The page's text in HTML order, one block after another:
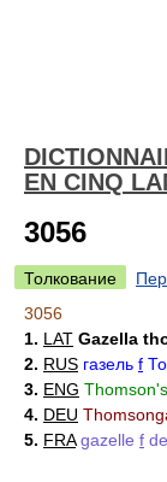
EN CINQ
3056
Толкование
3056
1. LAT Gazella
2. RUS газель f
3. ENG
4. DEU
5. FRA gazelle f